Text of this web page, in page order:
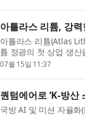
아틀라스 리튬, 강
아틀라스 리튬(Atlas
튬 정광의 첫 상업 생
07월 15일 11:37
퀀텀에어로 ‘K-방
국방 AI 및 미션 자율